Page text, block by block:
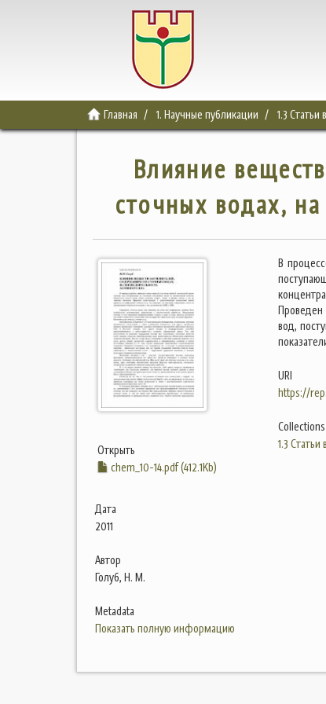
Главная 1. Научные публикации 1.3
Влияние
сточных водах,
Открыть
chem_10-14.pdf (412.1Kb)
Дата
2011
Автор
Голуб, Н. М.
Metadata
Показать полную информацию
В
Проведен
вод,
URI
https://
Collections
1.3